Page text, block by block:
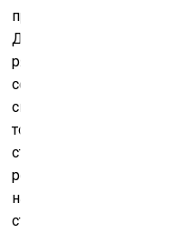
проясняются в ответах
Дашевским участникам
рядом с работами.
сейчас – единственная
связанная с
толка. Наоборот, через
старомодная «правая»
реабилитируется
на плече и говорит, как
стараешься вопросов